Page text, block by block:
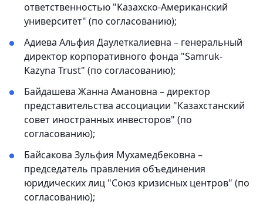
ответственностью "Казахско-Американский
университет" (по согласованию);
Адиева Альфия Даулеткалиевна – генеральный
директор корпоративного фонда "Samruk-
Kazyna Trust" (по согласованию);
Байдашева Жанна Амановна – директор
представительства ассоциации "Казахстанский
совет иностранных инвесторов" (по
согласованию);
Байсакова Зульфия Мухамедбековна –
председатель правления объединения
юридических лиц "Союз кризисных центров" (по
согласованию);